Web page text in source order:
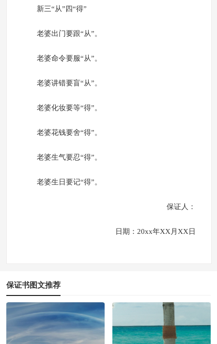
新三“从”四“得”
老婆出门要跟“从”。
老婆命令要服“从”。
老婆讲错要盲“从”。
老婆化妆要等“得”。
老婆花钱要舍“得”。
老婆生气要忍“得”。
老婆生日要记“得”。
保证人：
日期：20xx年XX月XX日
保证书图文推荐